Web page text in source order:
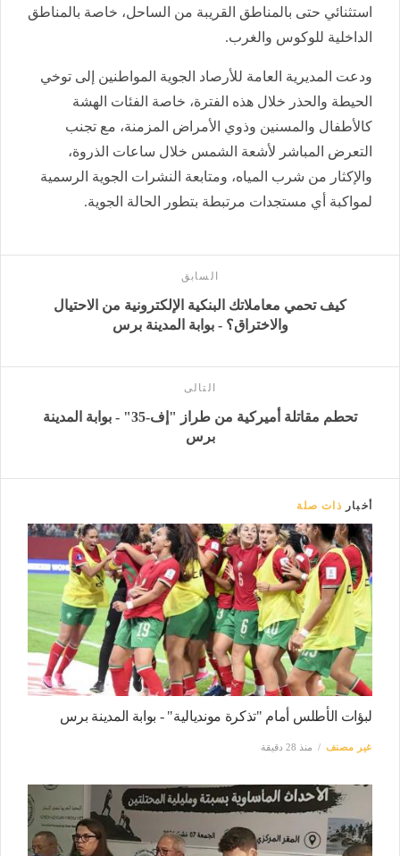
استثنائي حتى بالمناطق القريبة من الساحل، خاصة بالمناطق
الداخلية للوكوس والغرب.
ودعت المديرية العامة للأرصاد الجوية المواطنين إلى توخي
الحيطة والحذر خلال هذه الفترة، خاصة الفئات الهشة
كالأطفال والمسنين وذوي الأمراض المزمنة، مع تجنب
التعرض المباشر لأشعة الشمس خلال ساعات الذروة،
والإكثار من شرب المياه، ومتابعة النشرات الجوية الرسمية
لمواكبة أي مستجدات مرتبطة بتطور الحالة الجوية.
السابق
كيف تحمي معاملاتك البنكية الإلكترونية من الاحتيال
والاختراق؟ - بوابة المدينة برس
التالى
تحطم مقاتلة أميركية من طراز "إف-35" - بوابة المدينة
برس
أخبار ذات صلة
لبؤات الأطلس أمام "تذكرة مونديالية" - بوابة المدينة برس
غير مصنف منذ 28 دقيقة